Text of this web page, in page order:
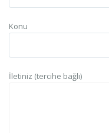
Konu
İletiniz (tercihe bağlı)